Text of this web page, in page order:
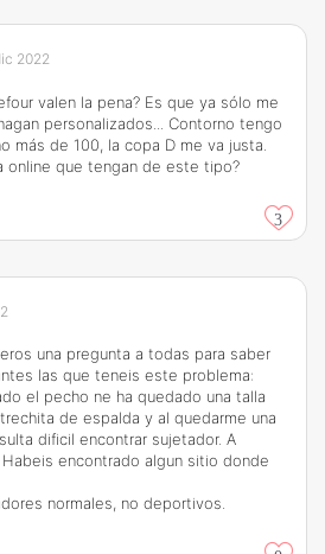
2022
valen la pena? Es que ya sólo me
personalizados... Contorno tengo
más de 100, la copa D me va justa.
online que tengan de este tipo?
3
una pregunta a todas para saber
las que teneis este problema:
el pecho ne ha quedado una talla
de espalda y al quedarme una
dificil encontrar sujetador. A
encontrado algun sitio donde
normales, no deportivos.